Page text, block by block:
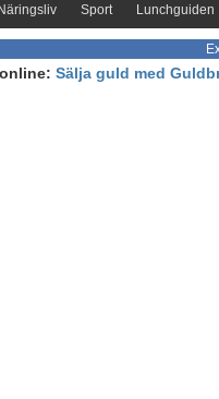
Sport Lunchguiden
Sälja guld med